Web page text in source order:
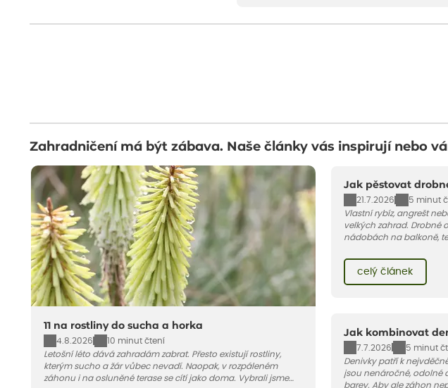
Zahradničení má být zábava. Naše články vás inspirují nebo
11 na rostliny do sucha a horka
4.8.2026
10 minut čtení
Letošní léto dává zahradám zabrat. Přesto existují rostliny,
kterým sucho a žár vůbec nevadí. Naopak, v rozpáleném
záhonu i na osluněné terase se cítí jako doma. Vybrali jsme
Jak pěstovat
21.7.2026
5 minut
Vlastní rybíz, angrešt
velkých zahrad. Drobné
nádobách na balkoně,
pár základních pravidel.
celý článek
Jak kombinovat
7.7.2026
5 minut
Denivky patří k
jsou nenáročné, odolné
barev. Aby ale záhon